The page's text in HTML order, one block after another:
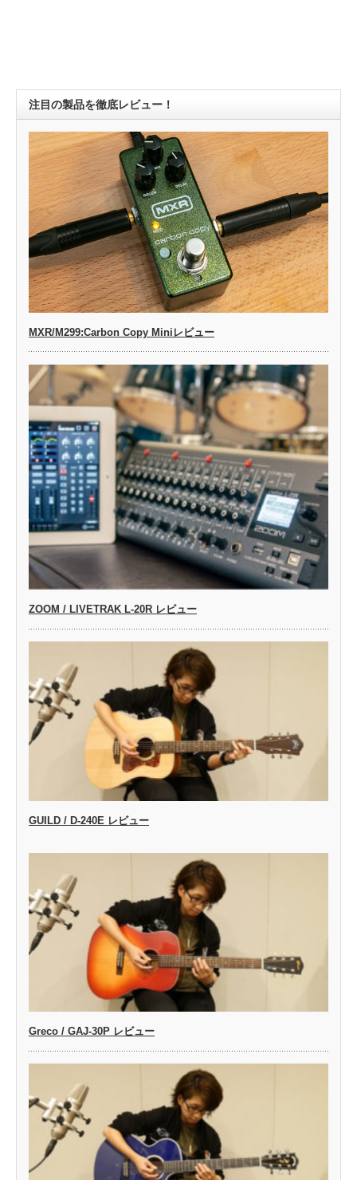
注目の製品を徹底レビュー！
MXR/M299:Carbon Copy Miniレビュー
ZOOM / LIVETRAK L-20R レビュー
GUILD / D-240E レビュー
Greco / GAJ-30P レビュー